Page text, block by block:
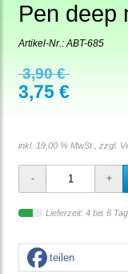
Pen deep
Artikel-Nr.: ABT-685
3,90 €
3,75 €
inkl. 19,00 % MwSt., zzgl.
Lieferzeit: 4 bis 6
teilen